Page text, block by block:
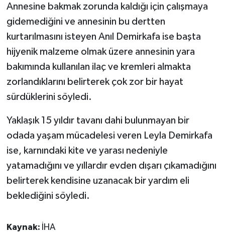
Annesine bakmak zorunda kaldığı için çalışmaya
gidemediğini ve annesinin bu dertten
kurtarılmasını isteyen Anıl Demirkafa ise başta
hijyenik malzeme olmak üzere annesinin yara
bakımında kullanılan ilaç ve kremleri almakta
zorlandıklarını belirterek çok zor bir hayat
sürdüklerini söyledi.
Yaklaşık 15 yıldır tavanı dahi bulunmayan bir
odada yaşam mücadelesi veren Leyla Demirkafa
ise, karnındaki kite ve yarası nedeniyle
yatamadığını ve yıllardır evden dışarı çıkamadığını
belirterek kendisine uzanacak bir yardım eli
beklediğini söyledi.
Kaynak: İHA